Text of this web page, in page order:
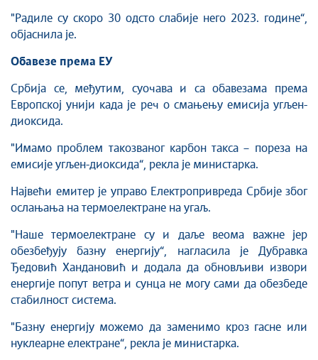
"Радиле су скоро 30 одсто слабије него 2023. године“,
објаснила је.
Обавезе према ЕУ
Србија се, међутим, суочава и са обавезама према
Европској унији када је реч о смањењу емисија угљен-
диоксида.
"Имамо проблем такозваног карбон такса – пореза на
емисије угљен-диоксида“, рекла је министарка.
Највећи емитер је управо Електропривреда Србије због
ослањања на термоелектране на угаљ.
"Наше термоелектране су и даље веома важне јер
обезбеђују базну енергију“, нагласила је Дубравка
Ђедовић Хандановић и додала да обновљиви извори
енергије попут ветра и сунца не могу сами да обезбеде
стабилност система.
"Базну енергију можемо да заменимо кроз гасне или
нуклеарне електране“, рекла је министарка.